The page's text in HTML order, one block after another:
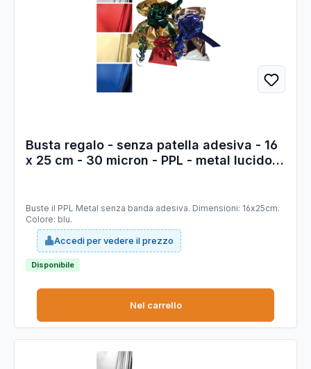
Busta regalo - senza patella adesiva - 16
x 25 cm - 30 micron - PPL - metal lucido -
Buste il PPL Metal senza banda adesiva. Dimensioni: 16x25cm.
Colore: blu.
Accedi per vedere il prezzo
Disponibile
Nel carrello